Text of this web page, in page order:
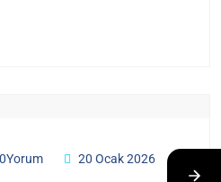
0Yorum 20 Ocak 2026